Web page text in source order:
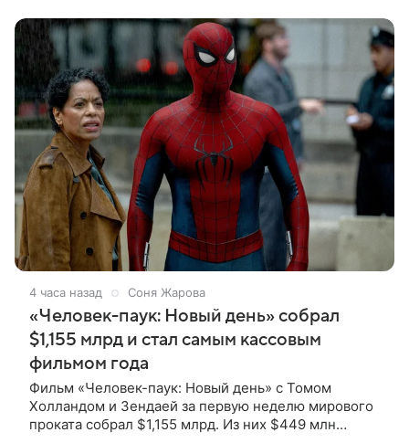
4 часа назад Соня Жарова
«Человек-паук: Новый день» собрал
$1,155 млрд и стал самым кассовым
фильмом года
Фильм «Человек-паук: Новый день» с Томом
Холландом и Зендаей за первую неделю мирового
проката собрал $1,155 млрд. Из них $449 млн